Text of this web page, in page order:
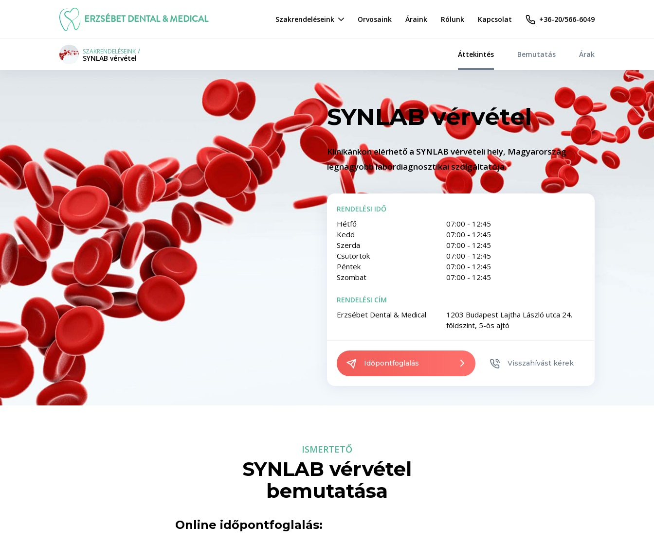
ERZSÉBET DENTAL & MEDICAL Szakrendeléseink Orvosaink Áraink Rólunk Kapcsolat +36-20/566-6049
SZAKRENDELÉSEINK
SYNLAB vérvétel Áttekintés Bemutatás Árak
SYNLAB vérvétel
Klinikánkon elérhető a SYNLAB vérvételi hely, Magyarország
legnagyobb labordiagnosztikai szolgáltatója.
RENDELÉSI IDŐ
Hétfő
07:00 - 12:45
Kedd
07:00 - 12:45
Szerda
07:00 - 12:45
Csütörtök
07:00 - 12:45
Péntek
07:00 - 12:45
Szombat
07:00 - 12:45
RENDELÉSI CÍM
Erzsébet Dental & Medical
1203 Budapest Lajtha László utca 24.
földszint, 5-ös ajtó
Időpontfoglalás Visszahívást kérek
ISMERTETŐ
SYNLAB vérvétel
bemutatása
Online időpontfoglalás: